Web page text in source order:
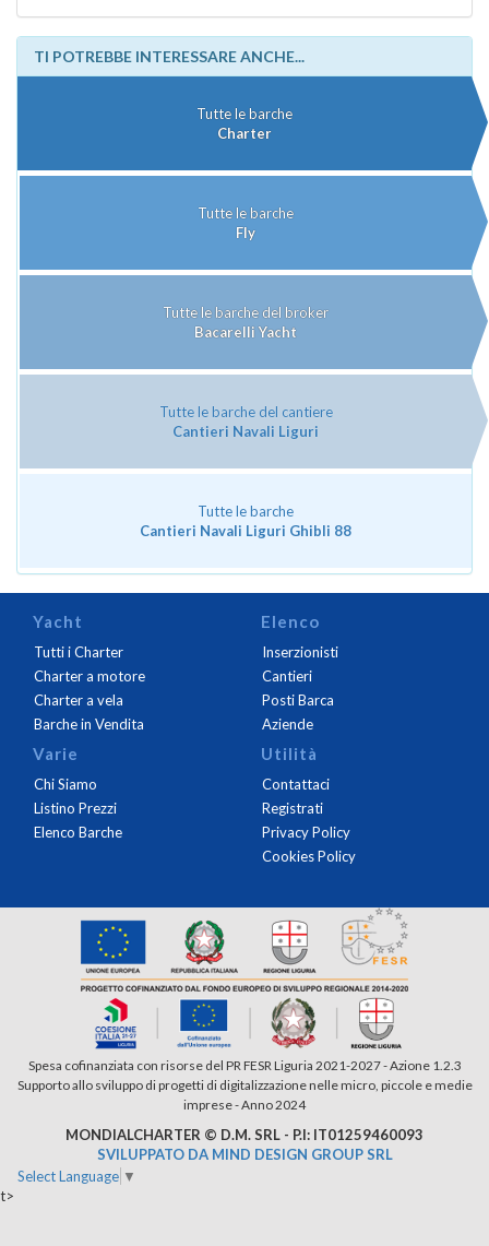
TI POTREBBE INTERESSARE ANCHE...
Tutte le barche
Charter
Tutte le barche
Fly
Tutte le barche del broker
Bacarelli Yacht
Tutte le barche del cantiere
Cantieri Navali Liguri
Tutte le barche
Cantieri Navali Liguri Ghibli 88
Yacht
Tutti i Charter
Charter a motore
Charter a vela
Barche in Vendita
Elenco
Inserzionisti
Cantieri
Posti Barca
Aziende
Varie
Chi Siamo
Listino Prezzi
Elenco Barche
Utilità
Contattaci
Registrati
Privacy Policy
Cookies Policy
Spesa cofinanziata con risorse del PR FESR Liguria 2021-2027 - Azione 1.2.3
Supporto allo sviluppo di progetti di digitalizzazione nelle micro, piccole e medie
imprese - Anno 2024
MONDIALCHARTER © D.M. SRL - P.I: IT01259460093
SVILUPPATO DA MIND DESIGN GROUP SRL
Select Language ▼
t>